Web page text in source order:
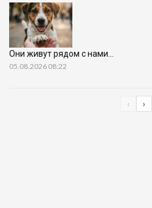
Они живут рядом с нами…
05.08.2026 08:22
‹ ›